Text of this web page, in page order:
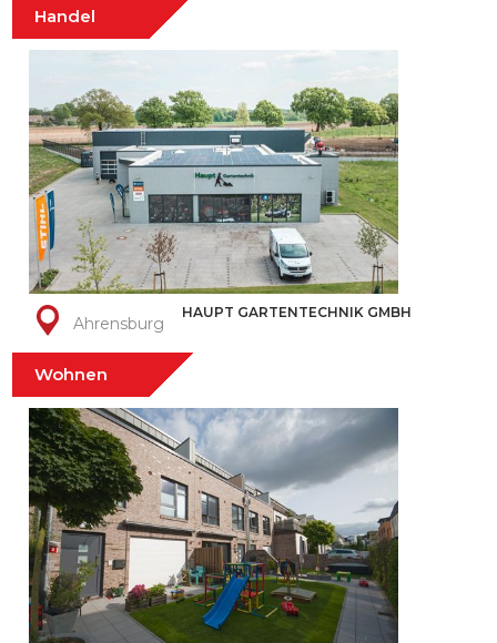
Handel
Ahrensburg
HAUPT GARTENTECHNIK GMBH
Wohnen